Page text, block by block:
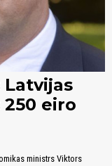
eiro
ministrs Viktors